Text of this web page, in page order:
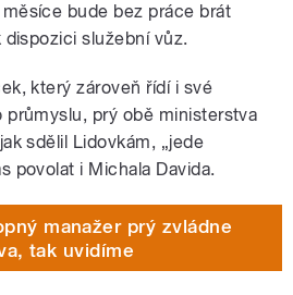
bude bez práce brát
služební vůz.
který zároveň řídí i své
průmyslu, prý obě ministerstva
sdělil Lidovkám, „jede
povolat i Michala Davida.
manažer prý zvládne
tak uvidíme